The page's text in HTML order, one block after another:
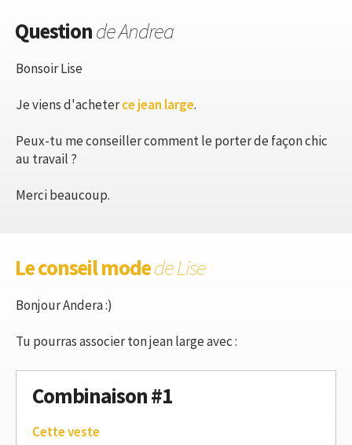
Questionde Andrea
Bonsoir Lise
Je viens d'acheterce jean large.
Peux-tu me conseiller comment le porter de façon chic
au travail ?
Merci beaucoup.
Le conseil modede Lise
Bonjour Andera :)
Tu pourras associer ton jean large avec :
Combinaison #1
Cette veste